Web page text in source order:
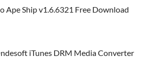
Ape Ship v1.6.6321 Free Download
iTunes DRM Media Converter